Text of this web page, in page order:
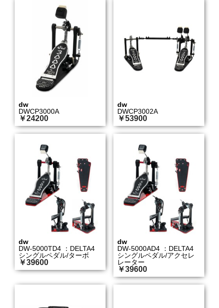
dw
DWCP3000A
￥24200
dw
DWCP3002A
￥53900
dw
DW-5000TD4 ：DELTA4
シングルペダル/ターボ
￥39600
dw
DW-5000AD4 ：DELTA4
シングルペダル/アクセレ
レーター
￥39600